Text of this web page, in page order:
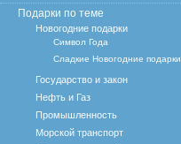
Подарки по теме
Новогодние подарки
Символ Года
Сладкие Новогодние подарки
Государство и закон
Нефть и Газ
Промышленность
Морской транспорт